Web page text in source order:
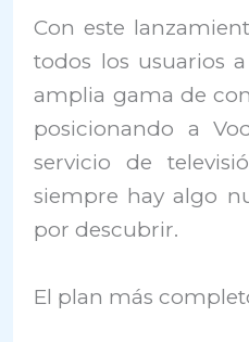
Con este
todos los usuarios
amplia gama de
posicionando a
servicio de
siempre hay algo
por descubrir.
El plan más